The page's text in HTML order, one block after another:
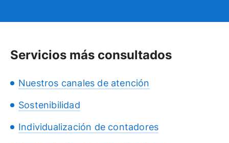
Servicios más consultados
Nuestros canales de atención
Sostenibilidad
Individualización de contadores